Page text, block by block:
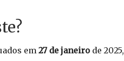
em 27 de janeiro de 2025,